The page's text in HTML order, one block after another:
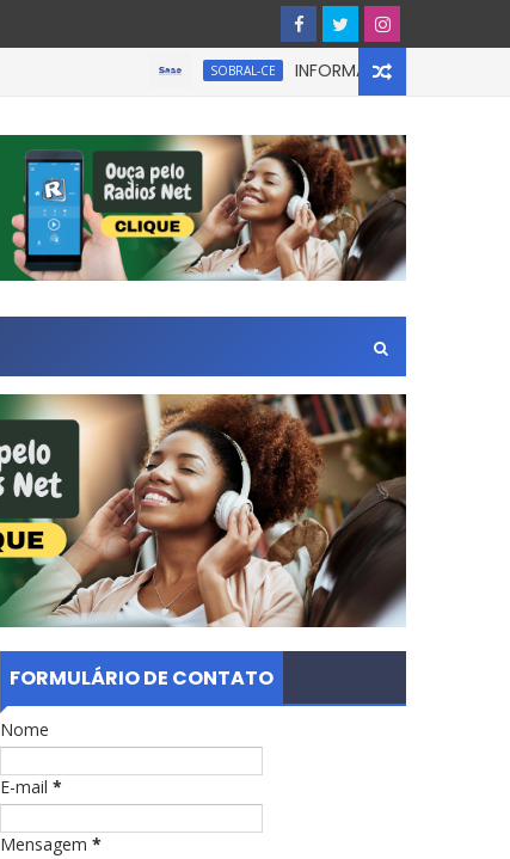
SOBRAL-CE INFORMATIVO À IMPRENSA
FORMULÁRIO DE CONTATO
Nome
E-mail *
Mensagem *